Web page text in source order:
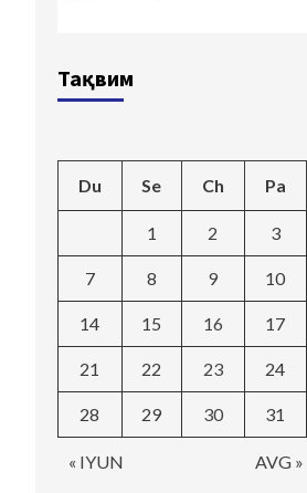
Тақвим
Du Se Ch Pa
« IYUN AVG »
1 2 3
7 8 9 10
14 15 16 17
21 22 23 24
28 29 30 31